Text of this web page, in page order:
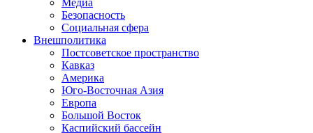
Медиа
Безопасность
Социальная сфера
Внешполитика
Постсоветское пространство
Кавказ
Америка
Юго-Восточная Азия
Европа
Большой Восток
Каспийский бассейн